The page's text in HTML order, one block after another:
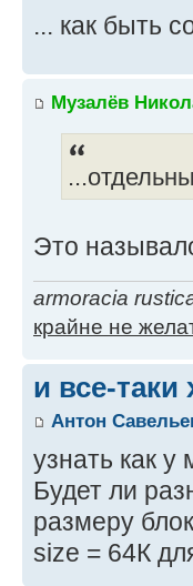
... как быть
Музалёв
Это
armoracia
крайне не
и все-
Антон
узнать как у
Будет ли
размеру
size = 64К